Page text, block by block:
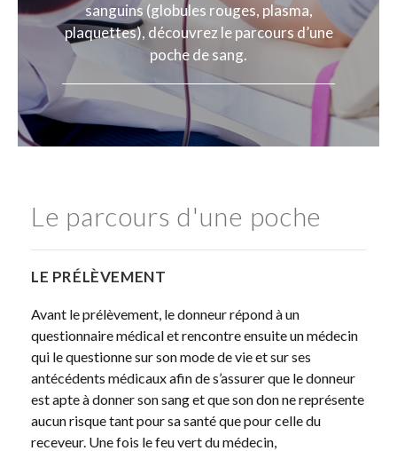
sanguins (globules rouges, plasma,
plaquettes), découvrez le parcours d’une
poche de sang.
Le parcours d'une poche
LE PRÉLÈVEMENT
Avant le prélèvement, le donneur répond à un
questionnaire médical et rencontre ensuite un médecin
qui le questionne sur son mode de vie et sur ses
antécédents médicaux afin de s’assurer que le donneur
est apte à donner son sang et que son don ne représente
aucun risque tant pour sa santé que pour celle du
receveur. Une fois le feu vert du médecin,